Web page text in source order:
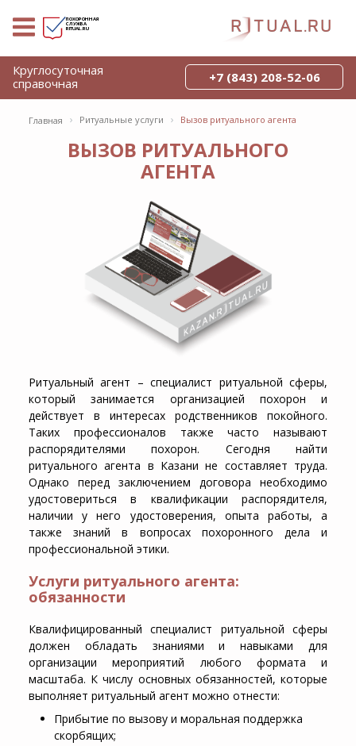
ПОХОРОННАЯ
СЛУЖБА
RITUAL.RU
Главная › Ритуальные услуги › Вызов ритуального агента
ВЫЗОВ РИТУАЛЬНОГО
АГЕНТА
Ритуальный агент – специалист ритуальной сферы,
который занимается организацией похорон и
действует в интересах родственников покойного.
Таких профессионалов также часто называют
распорядителями похорон. Сегодня найти
ритуального агента в Казани не составляет труда.
Однако перед заключением договора необходимо
удостовериться в квалификации распорядителя,
наличии у него удостоверения, опыта работы, а
также знаний в вопросах похоронного дела и
профессиональной этики.
Услуги ритуального агента:
обязанности
Квалифицированный специалист ритуальной сферы
должен обладать знаниями и навыками для
организации мероприятий любого формата и
масштаба. К числу основных обязанностей, которые
выполняет ритуальный агент можно отнести:
Прибытие по вызову и моральная поддержка
скорбящих;
Круглосуточная
справочная
+7 (843) 208-52-06